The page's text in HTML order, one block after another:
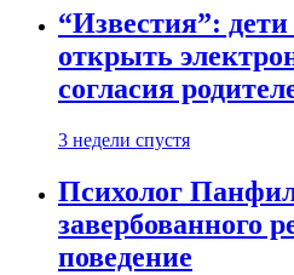
“Известия”:
открыть
согласия
3 недели спустя
Психолог
завербованного
поведение